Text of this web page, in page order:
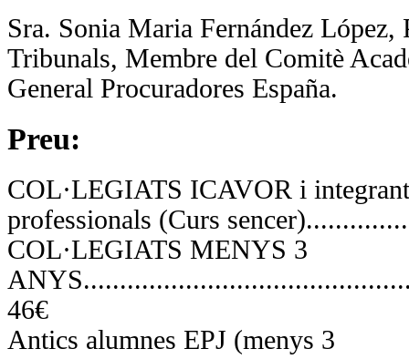
Sra. Sonia Maria Fernández López,
Tribunals, Membre del Comitè
General Procuradores España.
Preu:
COL·LEGIATS ICAVOR i
professionals (Curs
COL·LEGIATS MENYS 3
46€
Antics alumnes EPJ (menys 3